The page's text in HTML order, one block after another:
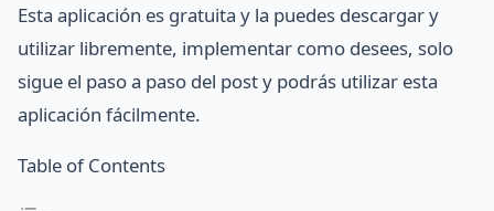
Esta aplicación es gratuita y la puedes descargar y
utilizar libremente, implementar como desees, solo
sigue el paso a paso del post y podrás utilizar esta
aplicación fácilmente.
Table of Contents